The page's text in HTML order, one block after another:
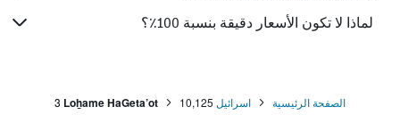
لماذا لا تكون الأسعار دقيقة بنسبة 100٪؟
الصفحة الرئيسية اسرائيل 10,125
Loẖame HaGeta’ot
3